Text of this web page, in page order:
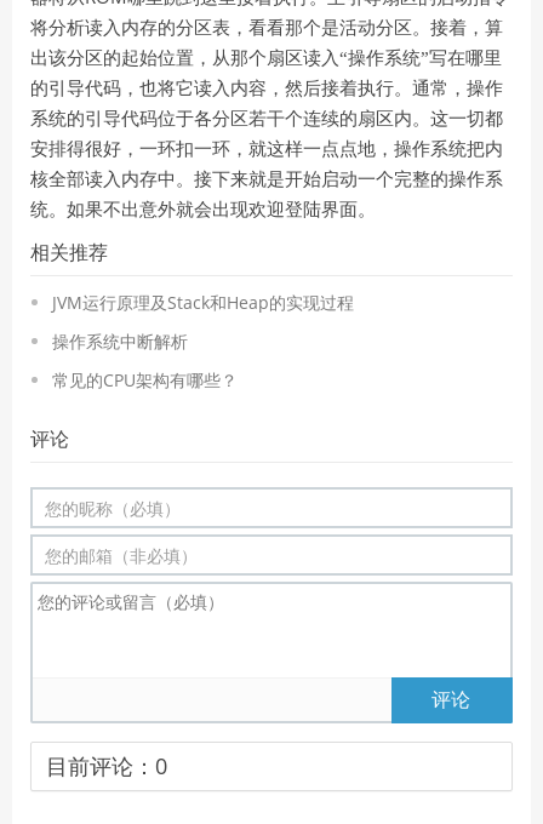
将分析读入内存的分区表，看看那个是活动分区。接着，算
出该分区的起始位置，从那个扇区读入“操作系统”写在哪里
的引导代码，也将它读入内容，然后接着执行。通常，操作
系统的引导代码位于各分区若干个连续的扇区内。这一切都
安排得很好，一环扣一环，就这样一点点地，操作系统把内
核全部读入内存中。接下来就是开始启动一个完整的操作系
统。如果不出意外就会出现欢迎登陆界面。
相关推荐
JVM运行原理及Stack和Heap的实现过程
操作系统中断解析
常见的CPU架构有哪些？
评论
评论
目前评论： 0